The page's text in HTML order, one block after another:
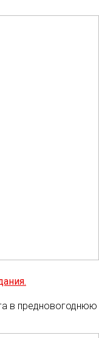
в